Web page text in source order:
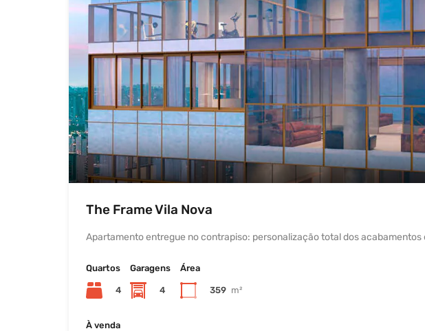
The Frame Vila Nova
Apartamento entregue no contrapiso: personalização total dos acabamentos
Quartos
4
Garagens
4
Área
359 m²
À venda